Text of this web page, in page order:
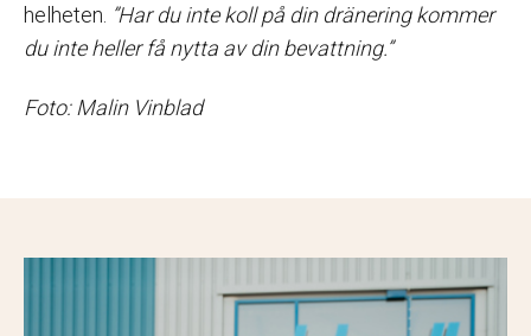
helheten. ”Har du inte koll på din dränering kommer
du inte heller få nytta av din bevattning.”
Foto: Malin Vinblad